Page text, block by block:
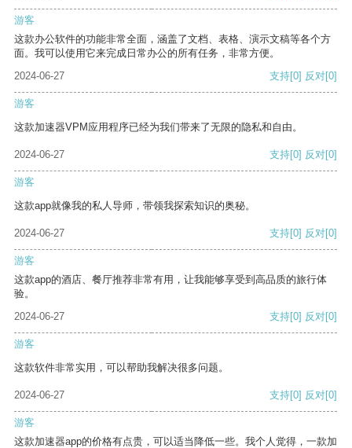
游客
这款办公软件的功能非常全面，涵盖了文档、表格、演示文稿等各个方
面。我可以使用它来完成日常办公的所有任务，非常方便。
2024-06-27
支持[0] 反对[0]
游客
这款加速器VPM应用程序已经为我们带来了无限的隐私和自由。
2024-06-27 支持[0] 反对[0]
游客
这款app就像我的私人导师，带领我探索知识的奥秘。
2024-06-27 支持[0] 反对[0]
游客
这款app的酒店、餐厅推荐非常有用，让我能够享受到高品质的旅行体
验。
2024-06-27
支持[0] 反对[0]
游客
这款软件非常实用，可以帮助我解决很多问题。
2024-06-27 支持[0] 反对[0]
游客
这款加速器app的价格有点贵，可以适当降低一些。我个人觉得，一款加